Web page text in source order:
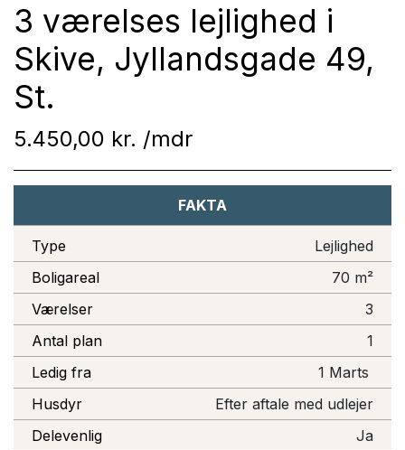
3 værelses lejlighed i
Skive, Jyllandsgade 49,
St.
5.450,00 kr.
FAKTA
Type
Lejlighed
Boligareal
70 m²
Værelser
3
Antal plan
1
Ledig fra
1 Marts
Husdyr
Efter aftale med udlejer
Delevenlig
Ja